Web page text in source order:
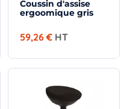
Coussin d'assise
ergoomique gris
59,26 € HT